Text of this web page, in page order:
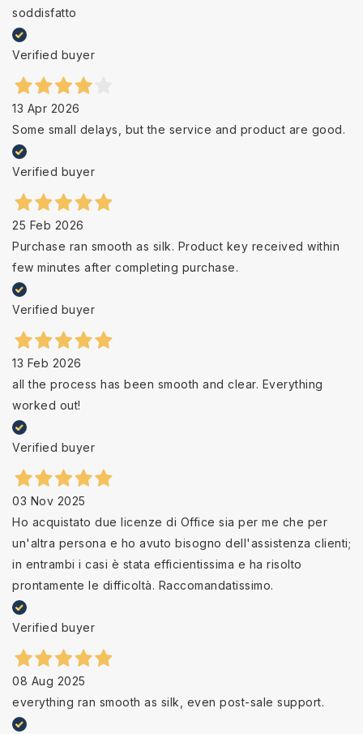
soddisfatto
Verified buyer
13 Apr 2026
Some small delays, but the service and product are good.
Verified buyer
25 Feb 2026
Purchase ran smooth as silk. Product key received within
few minutes after completing purchase.
Verified buyer
13 Feb 2026
all the process has been smooth and clear. Everything
worked out!
Verified buyer
03 Nov 2025
Ho acquistato due licenze di Office sia per me che per
un'altra persona e ho avuto bisogno dell'assistenza clienti;
in entrambi i casi è stata efficientissima e ha risolto
prontamente le difficoltà. Raccomandatissimo.
Verified buyer
08 Aug 2025
everything ran smooth as silk, even post-sale support.